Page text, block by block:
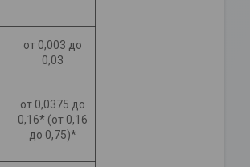
от 0,003 до
0,03
от 0,0375 до
0,16* (от 0,16
до 0,75)*